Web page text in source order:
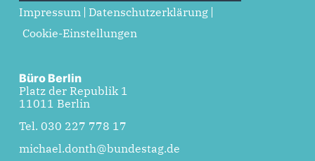
Impressum
Datenschutzerklärung
Cookie-Einstellungen
Büro Berlin
Platz der Republik 1
11011 Berlin
Tel. 030 227 778 17
michael.donth@bundestag.de